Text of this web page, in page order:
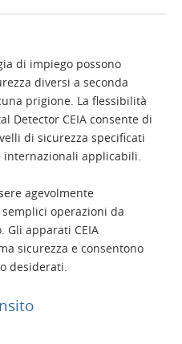
di impiego possono
diversi a seconda
prigione. La flessibilità
Detector CEIA consente di
di sicurezza specificati
applicabili.
agevolmente
operazioni da
Gli apparati CEIA
sicurezza e consentono
desiderati.